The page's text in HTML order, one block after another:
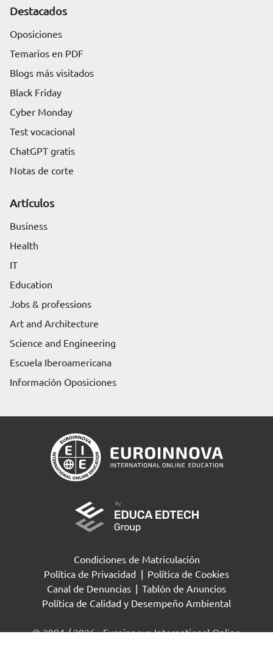
Destacados
Oposiciones
Temarios en PDF
Blogs más visitados
Black Friday
Cyber Monday
Test vocacional
ChatGPT gratis
Notas de corte
Artículos
Business
Health
IT
Education
Jobs & professions
Art and Architecture
Science and Engineering
Escuela Iberoamericana
Información Oposiciones
Condiciones de Matriculación
Política de Privacidad
Política de Cookies
Canal de Denuncias
Tablón de Anuncios
Política de Calidad y Desempeño Ambiental
© 2004 / 2026 - Euroinnova International Online
Solicita información